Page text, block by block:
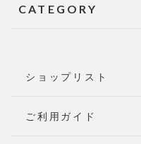
CATEGORY
ショップリスト
ご利用ガイド